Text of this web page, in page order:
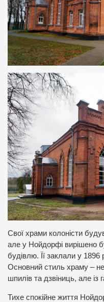
Свої храми колоністи
але у Нойдорфі вирішено
будівлю. Її заклали у
Основний стиль храму –
шпилів та дзвіниць, але із
Тихе спокійне життя